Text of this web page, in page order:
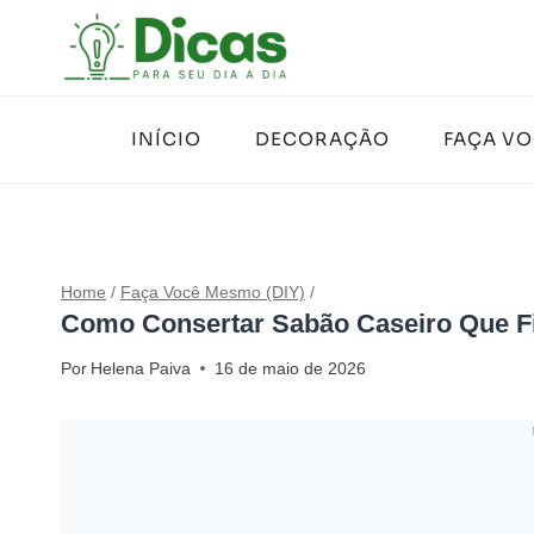
INÍCIO
DECORAÇÃO FAÇA
Home / Faça Você Mesmo (DIY) /
Como Consertar Sabão Caseiro Que
Por Helena Paiva 16 de maio de 2026